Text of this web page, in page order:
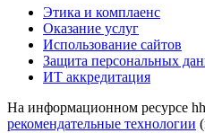
Этика и комплаенс
Оказание услуг
Использование сайтов
Защита персональных
ИТ аккредитация
На информационном ресурсе
рекомендательные технологии